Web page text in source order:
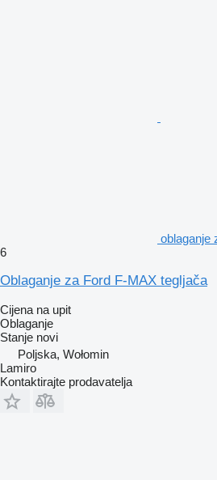
oblaganje
6
Oblaganje za Ford F-MAX tegljača
Cijena na upit
Oblaganje
Stanje novi
Poljska, Wołomin
Lamiro
Kontaktirajte prodavatelja